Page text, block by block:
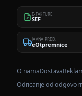
E-FAKTURE
SEF
JAVNA PRED.
eOtpremnice
O namaDostava
Odricanje od